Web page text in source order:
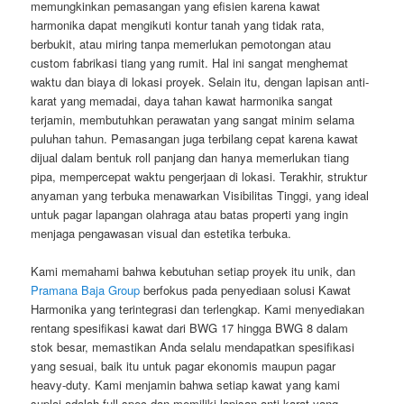
memungkinkan pemasangan yang efisien karena kawat
harmonika dapat mengikuti kontur tanah yang tidak rata,
berbukit, atau miring tanpa memerlukan pemotongan atau
custom fabrikasi tiang yang rumit. Hal ini sangat menghemat
waktu dan biaya di lokasi proyek. Selain itu, dengan lapisan anti-
karat yang memadai, daya tahan kawat harmonika sangat
terjamin, membutuhkan perawatan yang sangat minim selama
puluhan tahun. Pemasangan juga terbilang cepat karena kawat
dijual dalam bentuk roll panjang dan hanya memerlukan tiang
pipa, mempercepat waktu pengerjaan di lokasi. Terakhir, struktur
anyaman yang terbuka menawarkan Visibilitas Tinggi, yang ideal
untuk pagar lapangan olahraga atau batas properti yang ingin
menjaga pengawasan visual dan estetika terbuka.
Kami memahami bahwa kebutuhan setiap proyek itu unik, dan
Pramana Baja Group berfokus pada penyediaan solusi Kawat
Harmonika yang terintegrasi dan terlengkap. Kami menyediakan
rentang spesifikasi kawat dari BWG 17 hingga BWG 8 dalam
stok besar, memastikan Anda selalu mendapatkan spesifikasi
yang sesuai, baik itu untuk pagar ekonomis maupun pagar
heavy-duty. Kami menjamin bahwa setiap kawat yang kami